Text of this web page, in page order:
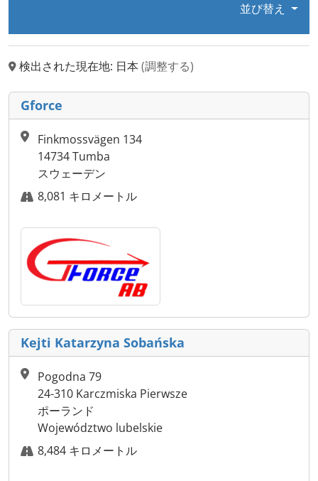
並び替え
検出された現在地: 日本 (調整する)
Gforce
Finkmossvägen 134
14734 Tumba
スウェーデン
8,081 キロメートル
Kejti Katarzyna Sobańska
Pogodna 79
24-310 Karczmiska Pierwsze
ポーランド
Województwo lubelskie
8,484 キロメートル